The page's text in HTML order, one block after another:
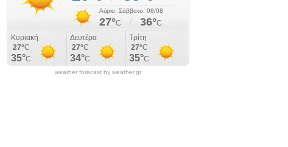
weather forecast by weather.gr